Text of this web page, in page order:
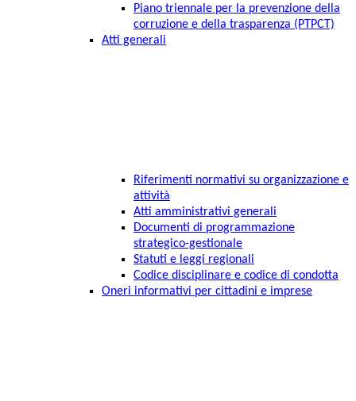
Piano triennale per la prevenzione della
corruzione e della trasparenza (PTPCT)
Atti generali
Riferimenti normativi su organizzazione e
attività
Atti amministrativi generali
Documenti di programmazione
strategico-gestionale
Statuti e leggi regionali
Codice disciplinare e codice di condotta
Oneri informativi per cittadini e imprese